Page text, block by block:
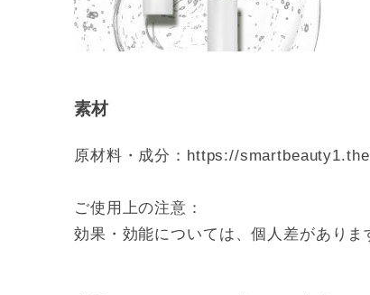
素材
原材料・成分： https://
ご使用上の注意：
効果・効能については、個人差があり